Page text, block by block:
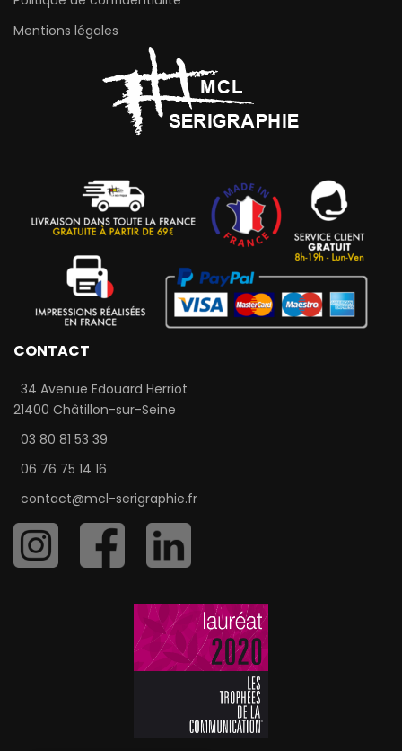
Mentions légales
CONTACT
34 Avenue Edouard Herriot
21400 Châtillon-sur-Seine
03 80 81 53 39
06 76 75 14 16
contact@mcl-serigraphie.fr